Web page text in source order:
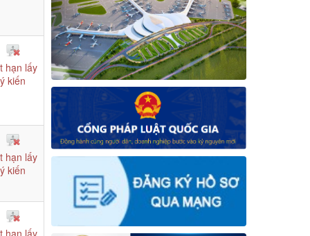
hạn lấy
ý kiến
hạn lấy
ý kiến
hạn lấy